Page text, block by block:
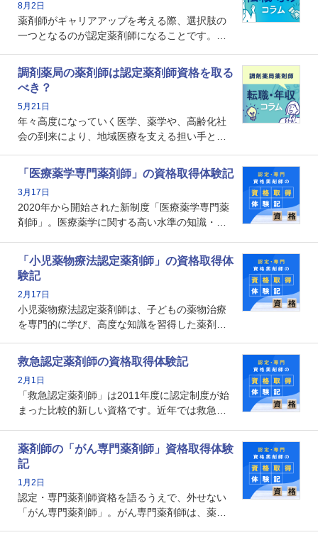
8月2日
薬剤師がキャリアアップを考える際、選択肢の
一つとなるのが認定薬剤師になることです。し
という声を聞いたことがあるかもしれません。
本記事では、認定薬剤師が「意味ない」といわ
れる理由や、取得するメリット、年収・キャリ
アへの影響を解説します。
調剤薬局の薬剤師は認定薬剤師資格を取る
べき？
5月21日
年々高度になっていく医学、薬学や、高齢化社
会の到来により、地域医療を支える担い手とし
で、重要度が増しているのが認定薬剤師という
資格です。認定薬剤師とはいったいどんな資格
なのでしょうか。それを取得するとどのような
メリットがあるのでしょうか。
「医療薬学専門薬剤師」の資格取得体験記
3月17日
2020年から開始された新制度「医療薬学専門薬
剤師」。医療薬学に関する高い水準の知識・技
剤師としての専門性を示す客観的な根拠の一つ
となります。取得要件は多岐に渡り、審査も複
数回ありますが、患者さんに対して一定の能力
の証明になる資格と言えます。
「小児薬物療法認定薬剤師」の資格取得体
験記
2月17日
小児薬物療法認定薬剤師は、子どもの薬物治療
を専門的に学び、高度な知識を習得した薬剤師
や、特有の疾患、心理状況を理解し、専門性を
深めることで、子どもとその保護者に寄り添え
る存在です。今回はそんな小児薬物療法認定薬
剤師の取得体験記をご紹介します。
救急認定薬剤師の資格取得体験記
2月1日
「救急認定薬剤師」は2011年度に認定制度が始
まった比較的新しい資格です。近年では救急病
とから、救急認定薬剤師を目指す病院薬剤師も
増えているのではないでしょうか。今回はそん
な救急認定薬剤師の取得体験記をご紹介しま
す。
薬剤師の「がん専門薬剤師」資格取得体験
記
1月2日
認定・専門薬剤師資格を語るうえで、外せない
「がん専門薬剤師」。がん専門薬剤師は、薬剤